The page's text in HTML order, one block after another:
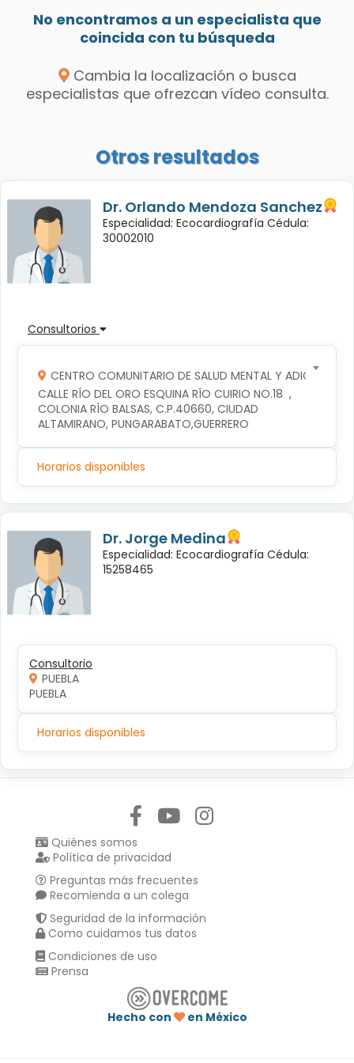
No encontramos a un especialista que
coincida con tu búsqueda
Cambia la localización o busca
especialistas que ofrezcan vídeo consulta.
Otros resultados
Dr. Orlando Mendoza Sanchez
Especialidad: Ecocardiografía Cédula:
30002010
Consultorios
CENTRO COMUNITARIO DE SALUD MENTAL Y
CALLE RÍO DEL ORO ESQUINA RÍO CUIRIO NO.18  ,
COLONIA RÍO BALSAS, C.P.40660, CIUDAD
ALTAMIRANO, PUNGARABATO,GUERRERO
Horarios disponibles
Dr. Jorge Medina
Especialidad: Ecocardiografía Cédula:
15258465
Consultorio
PUEBLA
PUEBLA
Horarios disponibles
Quiénes somos
Política de privacidad
Preguntas más frecuentes
Recomienda a un colega
Seguridad de la información
Como cuidamos tus datos
Condiciones de uso
Prensa
Hecho con
en México